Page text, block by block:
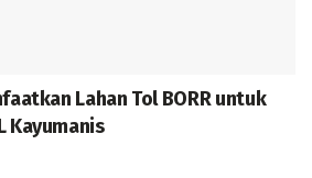
Lahan Tol BORR untuk
Kayumanis